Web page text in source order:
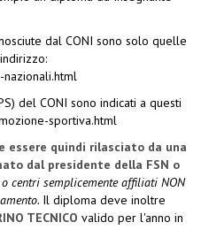
dal CONI sono solo quelle
del CONI sono indicati a questi
sportiva.html
essere quindi rilasciato da una
dal presidente della FSN o
centri semplicemente affiliati NON
Il diploma deve inoltre
TECNICO valido per l'anno in